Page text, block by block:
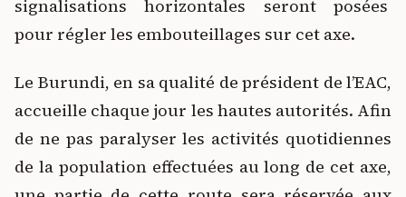
signalisations horizontales seront posées
pour régler les embouteillages sur cet axe.
Le Burundi, en sa qualité de président de l’EAC,
accueille chaque jour les hautes autorités. Afin
de ne pas paralyser les activités quotidiennes
de la population effectuées au long de cet axe,